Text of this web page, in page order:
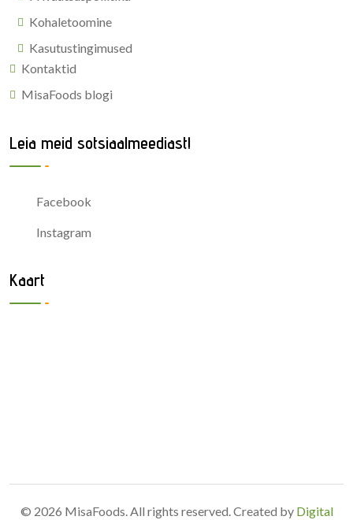
Kohaletoomine
Kasutustingimused
Kontaktid
MisaFoods blogi
Leia meid sotsiaalmeediast!
Facebook
Instagram
Kaart
© 2026 MisaFoods. All rights reserved. Created by Digital